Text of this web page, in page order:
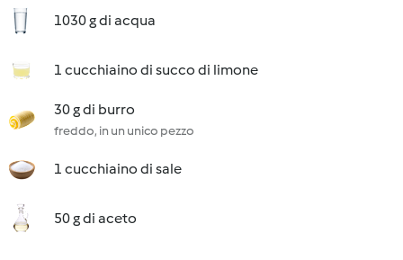
1030 g di acqua
1 cucchiaino di succo di limone
30 g di burro
freddo, in un unico pezzo
1 cucchiaino di sale
50 g di aceto